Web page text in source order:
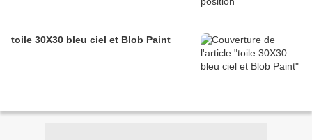
toile 30X30 bleu ciel et Blob Paint